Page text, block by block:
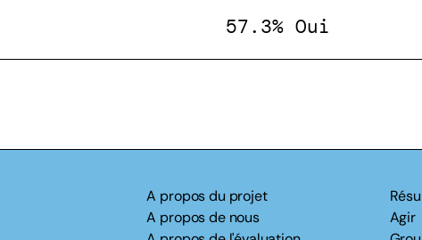
57.3% Oui
A propos du projet
A propos de nous
Agir